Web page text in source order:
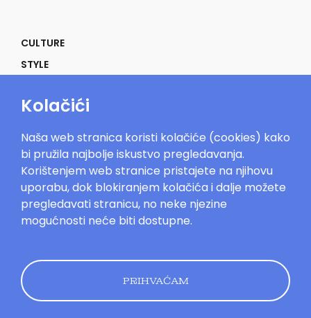
CULTURE
STYLE
POWER
IN THE MOOD
Mood.hr©2023. Sva prava zadržana.
korištenja
Politika kolačića
Pravila
privatnosti
Dizajn by
Kolačići
Naša web stranica koristi kolačiće (cookies) kako
bi pružila najbolje iskustvo pregledavanja.
Korištenjem web stranice pristajete na njihovu
uporabu, dok blokiranjem kolačića i dalje možete
pregledavati stranicu, no neke njezine
mogućnosti neće biti dostupne.
PRIHVAĆAM